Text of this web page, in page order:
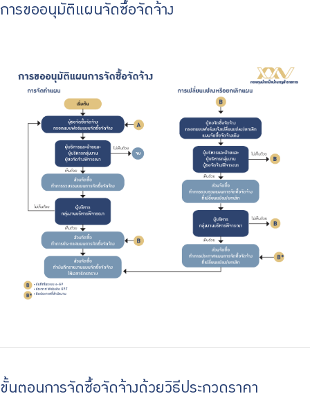
บริการเจ้าหน้าที่ส่วนราชการ
ไทย | Eng
การขออนุมัติแผนจัดซื้อจัดจ้าง
ขั้นตอนการจัดซื้อจัดจ้างด้วยวิธีประกวดราคา